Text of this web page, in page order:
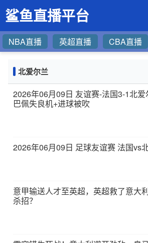
鲨鱼直播平台
NBA直播 英超直播 CBA直播
北爱尔兰
2026年06月09日 友谊赛-法国3-1北
巴佩失良机+进球被吹
2026年06月09日 足球友谊赛 法国vs
意甲输送人才至英超，英超救了意大
杀招？